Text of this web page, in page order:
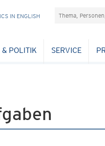
IN ENGLISH Suchefeld
POLITIK SERVICE